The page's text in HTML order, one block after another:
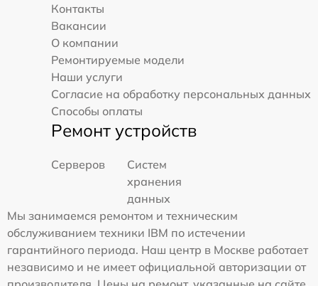
Контакты
Вакансии
О компании
Ремонтируемые модели
Наши услуги
Согласие на обработку персональных данных
Способы оплаты
Ремонт устройств
Серверов
Систем
хранения
данных
Мы занимаемся ремонтом и техническим
обслуживанием техники IBM по истечении
гарантийного периода. Наш центр в Москве работает
независимо и не имеет официальной авторизации от